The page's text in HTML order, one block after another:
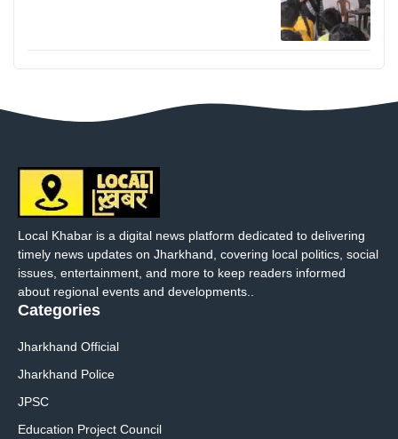
Local Khabar is a digital news platform dedicated to delivering
timely news updates on Jharkhand, covering local politics, social
issues, entertainment, and more to keep readers informed
about regional events and developments..
Categories
Jharkhand Official
Jharkhand Police
JPSC
Education Project Council